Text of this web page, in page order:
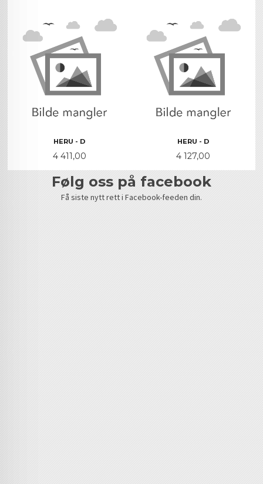
HERU - D
Pris
4 411,00
HERU - D
Pris
4 127,00
følg oss på facebook
Få siste nytt rett i Facebook-feeden din.